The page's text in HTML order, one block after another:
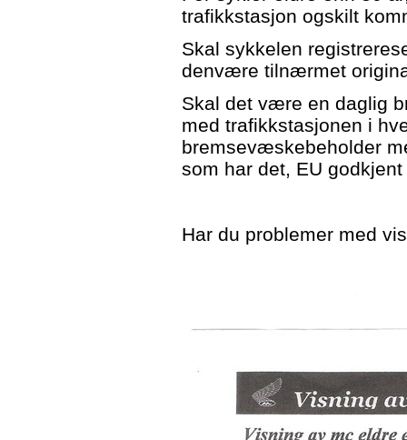
trafikkstasjon ogskilt
Skal sykkelen
denvære tilnærmet
Skal det være en daglig
med trafikkstasjonen i
bremsevæskebeholder
som har det, EU
Har du problemer med